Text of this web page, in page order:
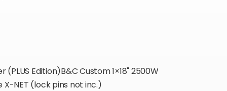
Edition)B&C Custom 1×18" 2500W
NET (lock pins not inc.)